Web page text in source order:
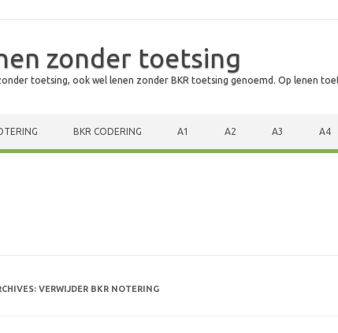
zonder toetsing
toetsing, ook wel lenen zonder BKR toetsing genoemd. Op lenen
BKR CODERING A1 A2 A3 A4
VERWIJDER BKR NOTERING